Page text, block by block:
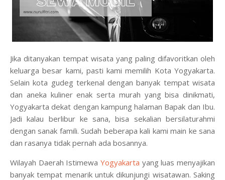
Jika ditanyakan tempat wisata yang paling difavoritkan oleh
keluarga besar kami, pasti kami memilih Kota Yogyakarta.
Selain kota gudeg terkenal dengan banyak tempat wisata
dan aneka kuliner enak serta murah yang bisa dinikmati,
Yogyakarta dekat dengan kampung halaman Bapak dan Ibu.
Jadi kalau berlibur ke sana, bisa sekalian bersilaturahmi
dengan sanak famili. Sudah beberapa kali kami main ke sana
dan rasanya tidak pernah ada bosannya.
Wilayah Daerah Istimewa Yogyakarta yang luas menyajikan
banyak tempat menarik untuk dikunjungi wisatawan. Saking